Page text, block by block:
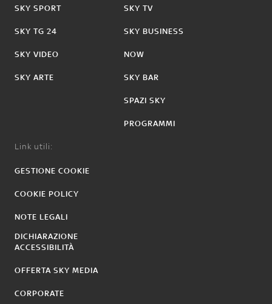
SKY SPORT
SKY TG 24
SKY VIDEO
SKY ARTE
SKY TV
SKY BUSINESS
NOW
SKY BAR
SPAZI SKY
PROGRAMMI
Link utili:
GESTIONE COOKIE
COOKIE POLICY
NOTE LEGALI
DICHIARAZIONE
ACCESSIBILITÀ
OFFERTA SKY MEDIA
CORPORATE